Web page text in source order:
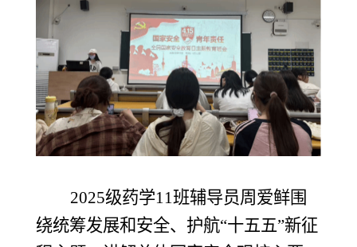
2025级药学11班辅导员周爱鲜围
绕统筹发展和安全、护航“十五五”新征